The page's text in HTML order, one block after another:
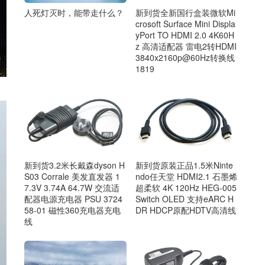
人死灯灭时，能带走什么？
新到货全新国行盒装微软Mi
crosoft Surface Mini Displa
yPort TO HDMI 2.0 4K60H
z 高清适配器 雷电2转HDMI
3840x2160p@60Hz转换线
1819
新到货3.2米长戴森dyson H
S03 Corrale 美发直发器 1
7.3V 3.74A 64.7W 交流适
配器电源充电器 PSU 3724
58-01 磁性360充电器充电
线
新到货原装正品1.5米Ninte
ndo任天堂 HDMI2.1 石墨烯
超柔软 4K 120Hz HEG-005
Switch OLED 支持eARC H
DR HDCP原配HDTV高清线